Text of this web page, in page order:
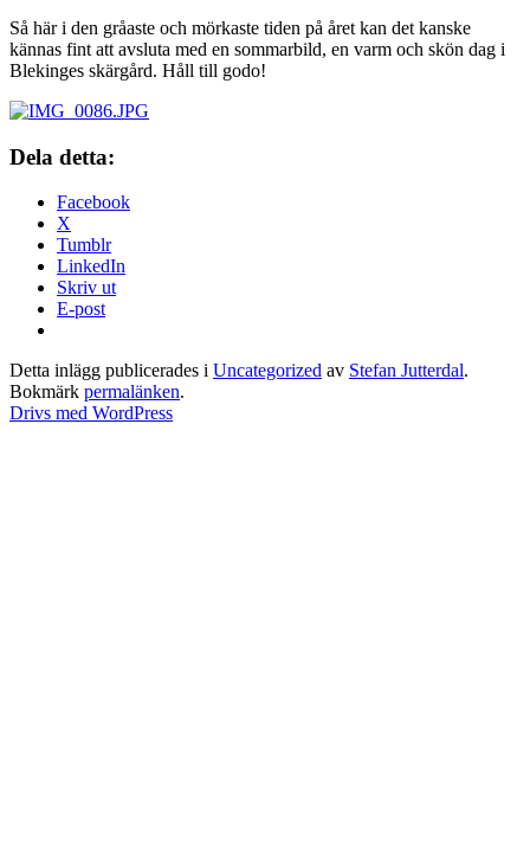
Så här i den gråaste och mörkaste tiden på året kan det kanske
kännas fint att avsluta med en sommarbild, en varm och skön dag i
Blekinges skärgård. Håll till godo!
Dela detta:
Facebook
X
Tumblr
LinkedIn
Skriv ut
E-post
Detta inlägg publicerades i Uncategorized av Stefan Jutterdal.
Bokmärk permalänken.
Drivs med WordPress